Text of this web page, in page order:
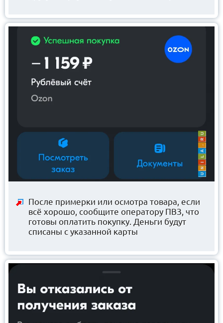
После примерки или осмотра товара, если
всё хорошо, сообщите оператору ПВЗ, что
готовы оплатить покупку. Деньги будут
списаны с указанной карты